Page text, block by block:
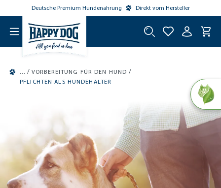
springen
Deutsche Premium Hundenahrung Direkt vom Hersteller
/ VORBEREITUNG FÜR DEN HUND /
PFLICHTEN ALS HUNDEHALTER